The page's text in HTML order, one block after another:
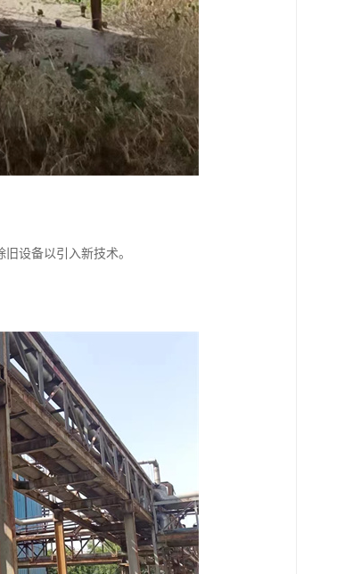
设备以引入新技术。